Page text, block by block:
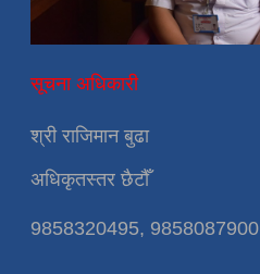
सूचना अधिकारी
श्री राजिमान बुढा
अधिकृतस्तर छैटौँ
9858320495, 9858087900